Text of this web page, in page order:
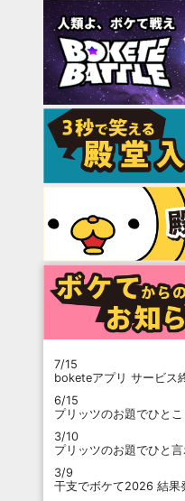
7/15
boketeアプリ サービス
6/15
プリッツのお題でひと
3/10
プリッツのお題でひと
3/9
干支でボケて2026 結果